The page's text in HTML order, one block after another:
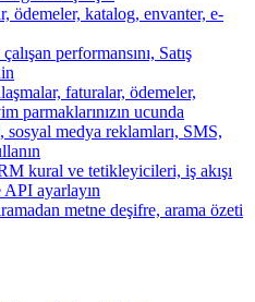
ödemeler, katalog, envanter, e-
performansını, Satış
faturalar, ödemeler,
parmaklarınızın ucunda
sosyal medya reklamları, SMS,
kural ve tetikleyicileri, iş akışı
ayarlayın
metne deşifre, arama özeti